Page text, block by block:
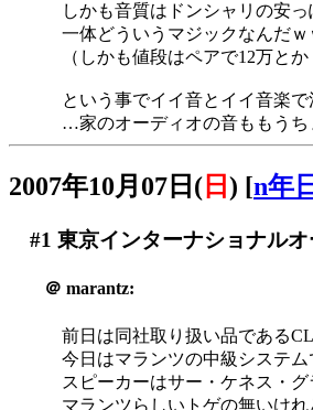
しかも音質はドンシャリの安
一体どういうマジックなんだｗ
（しかも値段はペアで12万とか
という事でイイ音とイイ音楽で
…家のオーディオの音ももう
2007年10月07日( 日 ) [n年
#1 東京インターナショナル
＠ marantz:
前日は同社取り扱い品である
今日はマランツの中級システム
スピーカーはサー・ケネス・
マランツらしいトゲの無いけ